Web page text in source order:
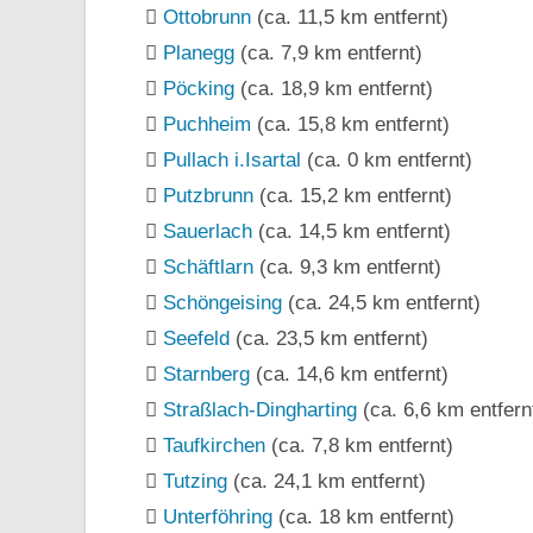
Ottobrunn (ca. 11,5 km entfernt)
Planegg (ca. 7,9 km entfernt)
Pöcking (ca. 18,9 km entfernt)
Puchheim (ca. 15,8 km entfernt)
Pullach i.Isartal (ca. 0 km entfernt)
Putzbrunn (ca. 15,2 km entfernt)
Sauerlach (ca. 14,5 km entfernt)
Schäftlarn (ca. 9,3 km entfernt)
Schöngeising (ca. 24,5 km entfernt)
Seefeld (ca. 23,5 km entfernt)
Starnberg (ca. 14,6 km entfernt)
Straßlach-Dingharting (ca. 6,6 km
Taufkirchen (ca. 7,8 km entfernt)
Tutzing (ca. 24,1 km entfernt)
Unterföhring (ca. 18 km entfernt)